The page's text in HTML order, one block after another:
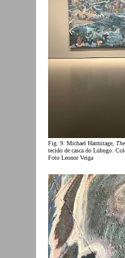
Fig. 9. Michael Harmitage,
tecido de casca do Lubugo.
Foto Leonor Veiga